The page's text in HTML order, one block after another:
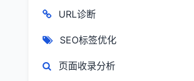
URL诊断
SEO标签优化
页面收录分析